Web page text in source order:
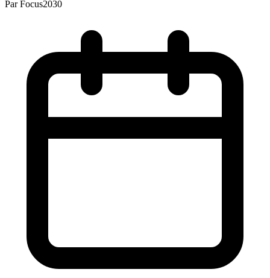
ParFocus2030